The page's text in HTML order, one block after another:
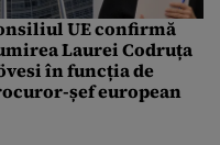
UE confirmă
Laurei Codruța
în funcția de
șef european